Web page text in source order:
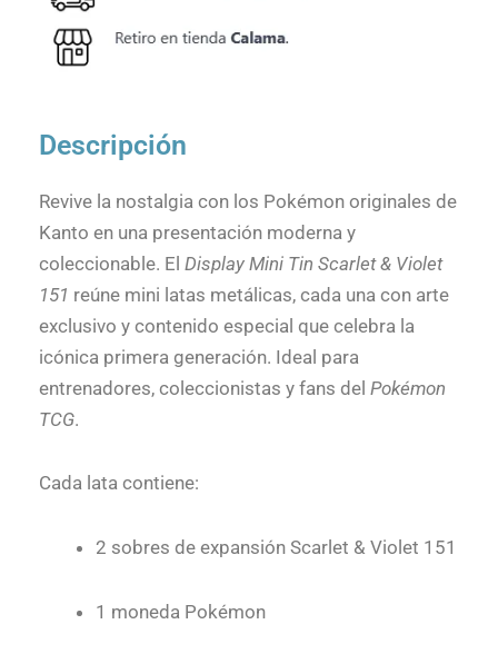
Descripción
Revive la nostalgia con los Pokémon originales de
Kanto en una presentación moderna y
coleccionable. El Display Mini Tin Scarlet & Violet
151 reúne mini latas metálicas, cada una con arte
exclusivo y contenido especial que celebra la
icónica primera generación. Ideal para
entrenadores, coleccionistas y fans del Pokémon
TCG.
Cada lata contiene:
2 sobres de expansión Scarlet & Violet 151
1 moneda Pokémon